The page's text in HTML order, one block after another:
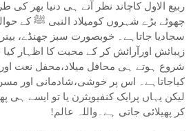
ربیع الاول کاچاند نظر آتے ہی دنیا بھر
چھوٹے بڑے شہروں کومیلاد النبی ﷺ کے
سجادیا جاتاہے۔ خوبصورت سبز جھنڈے،
زیبائش اورآرائش کر کے محبت کا اظہار کیا
شروع ہوتے ہی محافل میلاد،محفل نعت
کیاجاتاہے۔ اس پر خوشی،شادمانی اور
لیکن یہاں پرایک کنفیویثرن یا تو ایسے ہی
کر پھیلائی جاتی ہے۔واللہ عالم!